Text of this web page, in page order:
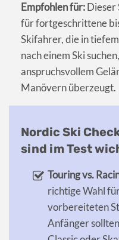
Empfohlen für:Dieser
für fortgeschrittene
Skifahrer, die in
nach einem Ski
anspruchsvollem
Manövern überzeugt.
Nordic Ski
sind im Test
Touring vs.
richtige Wahl
vorbereiteten
Anfänger